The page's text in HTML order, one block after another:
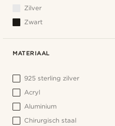
Zilver
Zwart
MATERIAAL
925 sterling zilver
Acryl
Aluminium
Chirurgisch staal